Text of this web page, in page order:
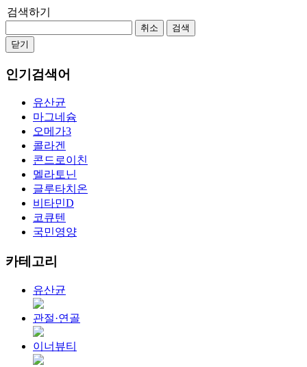
검색하기
취소
검색
닫기
인기검색어
유산균
마그네슘
오메가3
콜라겐
콘드로이친
멜라토닌
글루타치온
비타민D
코큐텐
국민영양
카테고리
유산균
관절·연골
이너뷰티